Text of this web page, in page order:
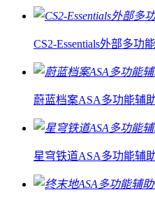
CS2-Essentials外部多功
蔚蓝档案ASA多功能辅
星穹铁道ASA多功能辅